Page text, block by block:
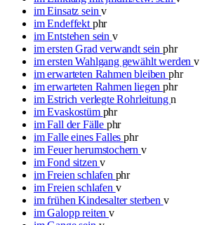
im Einsatz seinv
im Endeffekt phr
im Entstehen sein v
im ersten Grad verwandt sein phr
im ersten Wahlgang gewählt werdenv
im erwarteten Rahmen bleiben phr
im erwarteten Rahmen liegenphr
im Estrich verlegte Rohrleitungn
im Evaskostüm phr
im Fall der Fälle phr
im Falle eines Fallesphr
im Feuer herumstochern v
im Fond sitzenv
im Freien schlafen phr
im Freien schlafen v
im frühen Kindesalter sterben v
im Galopp reitenv